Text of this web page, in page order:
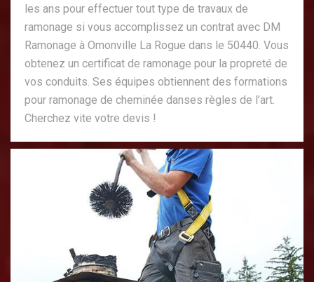
les ans pour effectuer tout type de travaux de
ramonage si vous accomplissez un contrat avec DM
Ramonage à Omonville La Rogue dans le 50440. Vous
obtenez un certificat de ramonage pour la propreté de
vos conduits. Ses équipes obtiennent des formations
pour ramonage de cheminée danses règles de l’art.
Cherchez vite votre devis !